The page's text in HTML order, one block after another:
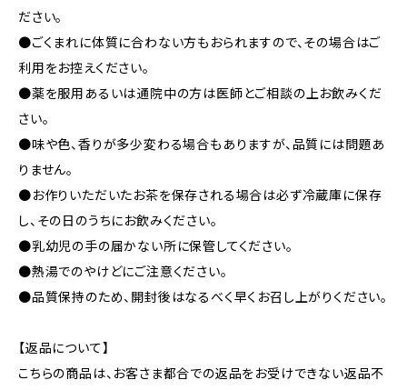
ださい。
●ごくまれに体質に合わない方もおられますので、その場合はご
利用をお控えください。
●薬を服用あるいは通院中の方は医師とご相談の上お飲みくだ
さい。
●味や色、香りが多少変わる場合もありますが、品質には問題あ
りません。
●お作りいただいたお茶を保存される場合は必ず冷蔵庫に保存
し、その日のうちにお飲みください。
●乳幼児の手の届かない所に保管してください。
●熱湯でのやけどにご注意ください。
●品質保持のため、開封後はなるべく早くお召し上がりください。
【返品について】
こちらの商品は、お客さま都合での返品をお受けできない返品不